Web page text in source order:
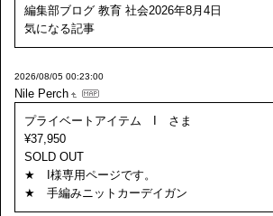
編集部ブログ 教育 社会2026年8月4日
気になる記事
2026/08/05 00:23:00
Nile Perch
プライベートアイテム I さま
¥37,950
SOLD OUT
★ I様専用ページです。
★ 手編みニットカーデイガン